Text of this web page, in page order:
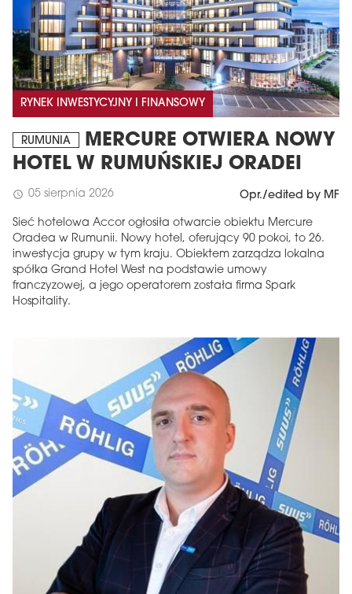
RYNEK INWESTYCYJNY I FINANSOWY
RUMUNIA
MERCURE OTWIERA NOWY
HOTEL W RUMUŃSKIEJ ORADEI
schedule 05 sierpnia 2026 Opr./edited by MF
Sieć hotelowa Accor ogłosiła otwarcie obiektu Mercure
Oradea w Rumunii. Nowy hotel, oferujący 90 pokoi, to 26.
inwestycja grupy w tym kraju. Obiektem zarządza lokalna
spółka Grand Hotel West na podstawie umowy
franczyzowej, a jego operatorem została firma Spark
Hospitality.